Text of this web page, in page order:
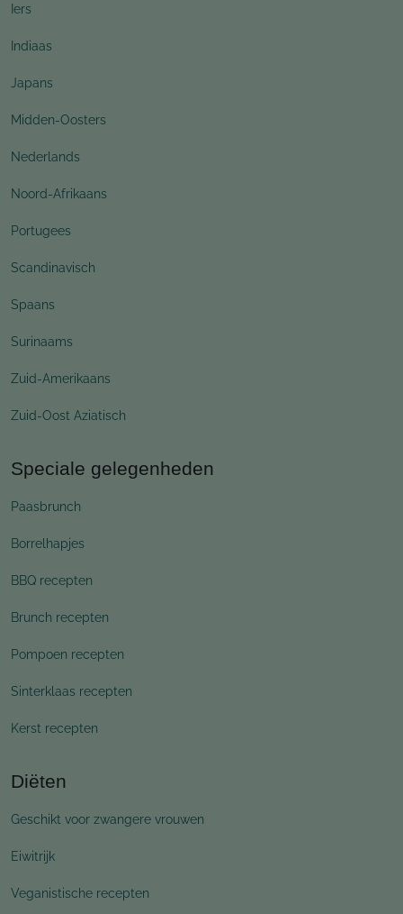
Iers
Indiaas
Japans
Midden-Oosters
Nederlands
Noord-Afrikaans
Portugees
Scandinavisch
Spaans
Surinaams
Zuid-Amerikaans
Zuid-Oost Aziatisch
Speciale gelegenheden
Paasbrunch
Borrelhapjes
BBQ recepten
Brunch recepten
Pompoen recepten
Sinterklaas recepten
Kerst recepten
Diëten
Geschikt voor zwangere vrouwen
Eiwitrijk
Veganistische recepten